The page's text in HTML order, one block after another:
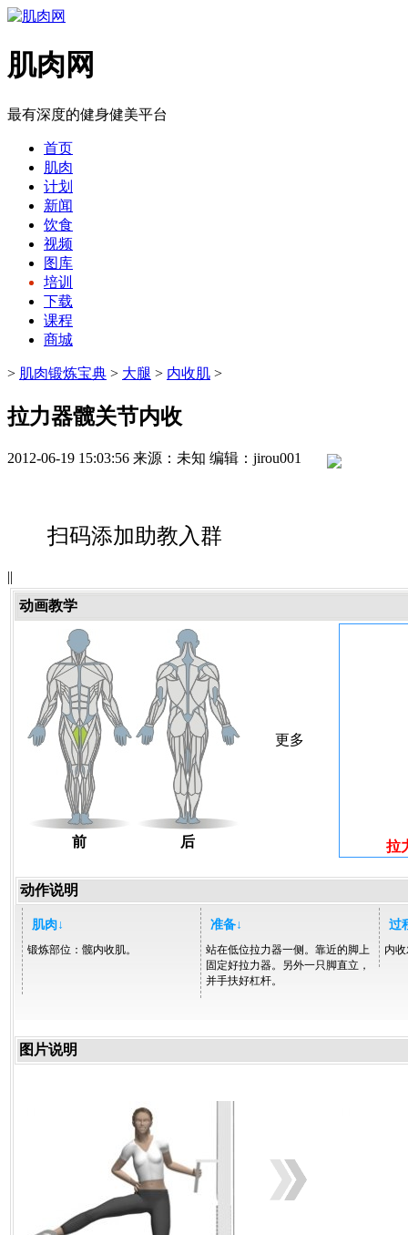
肌肉网
最有深度的健身健美平台
首页
肌肉
计划
新闻
饮食
视频
图库
培训
下载
课程
商城
> 肌肉锻炼宝典 > 大腿 > 内收肌 >
拉力器髋关节内收
2012-06-19 15:03:56 来源：未知 编辑：jirou001
扫码添加助教入群
||
动画教学
前 后
更多
拉
动作说明
肌肉↓
锻炼部位：髋内收肌。
准备↓
站在低位拉力器一侧。靠近的脚上
固定好拉力器。另外一只脚直立，
并手扶好杠杆。
过
内
图片说明